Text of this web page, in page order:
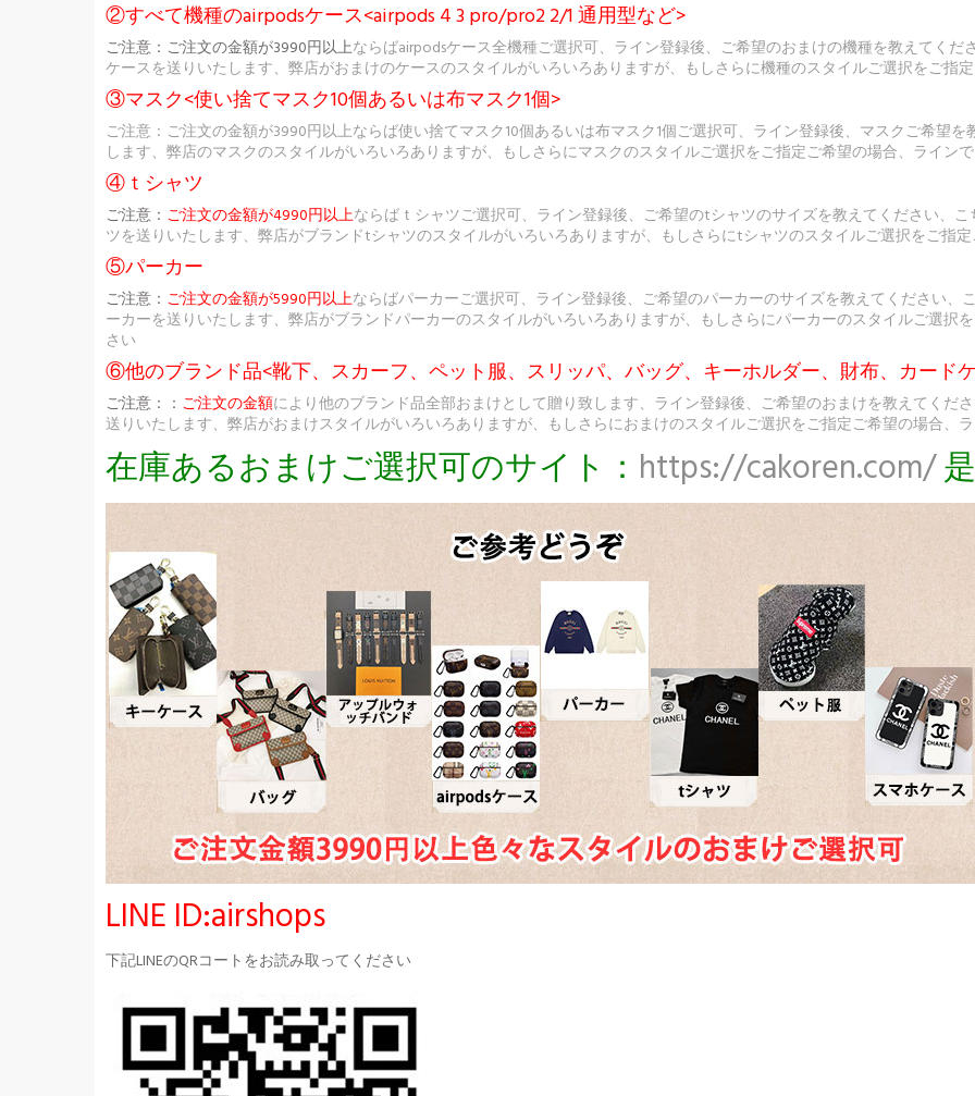
②すべて機種のairpodsケース<airpods 4 3 pro/pro2 2/1 通用型など>
ご注意： ご注文の金額が3990円以上ならばairpodsケース全機種ご選択可、ライン登録後、ご希望のおまけの機種を教えてく
ケースを送りいたします、弊店がおまけのケースのスタイルがいろいろありますが、もしさらに機種のスタイルご選択をご指
③マスク<使い捨てマスク10個あるいは布マスク1個>
ご注意：ご注文の金額が3990円以上ならば使い捨てマスク10個あるいは布マスク1個ご選択可、ライン登録後、マスクご希望
します、弊店のマスクのスタイルがいろいろありますが、もしさらにマスクのスタイルご選択をご指定ご希望の場合、ライン
④ｔシャツ
ご注意： ご注文の金額が4990円以上ならばｔシャツご選択可、ライン登録後、ご希望のtシャツのサイズを教えてください、
ツを送りいたします、弊店がブランドtシャツのスタイルがいろいろありますが、もしさらにtシャツのスタイルご選択をご指
⑤パーカー
ご注意： ご注文の金額が5990円以上ならばパーカーご選択可、ライン登録後、ご希望のパーカーのサイズを教えてください
ーカーを送りいたします、弊店がブランドパーカーのスタイルがいろいろありますが、もしさらにパーカーのスタイルご選択
さい
⑥他のブランド品<靴下、スカーフ、ペット服、スリッパ、バッグ、キーホルダー、財布、カード
ご注意：： ご注文の金額により他のブランド品全部おまけとして贈り致します、ライン登録後、ご希望のおまけを教えてくだ
送りいたします、弊店がおまけスタイルがいろいろありますが、もしさらにおまけのスタイルご選択をご指定ご希望の場合、
在庫あるおまけご選択可のサイト： https://cakoren.com/
LINE ID:airshops
下記LINEのQRコートをお読み取ってください